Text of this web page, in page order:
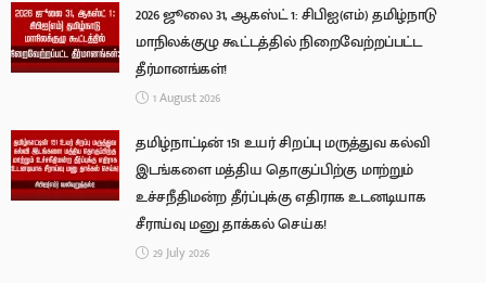
2026 ஜூலை 31, ஆகஸ்ட் 1: சிபிஐ(எம்) தமிழ்நாடு
மாநிலக்குழு கூட்டத்தில் நிறைவேற்றப்பட்ட
தீர்மானங்கள்!
1 August 2026
தமிழ்நாட்டின் 151 உயர் சிறப்பு மருத்துவ கல்வி
இடங்களை மத்திய தொகுப்பிற்கு மாற்றும்
உச்சநீதிமன்ற தீர்ப்புக்கு எதிராக உடனடியாக
சீராய்வு மனு தாக்கல் செய்க!
29 July 2026